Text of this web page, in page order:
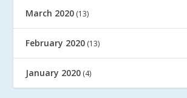
March 2020 (13)
February 2020 (13)
January 2020 (4)